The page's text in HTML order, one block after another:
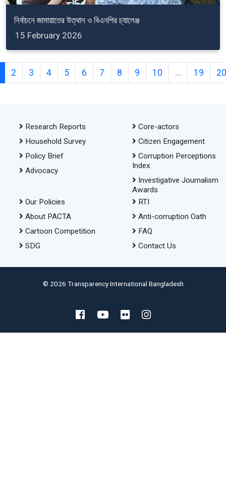
নির্বাচনে জামায়াতের উত্থান ও বিএনপির চ্যালেঞ্জ
15 February 2026
2 3 4 5 6 7 8 9 10 ... 19 20
Research Reports
Household Survey
Policy Brief
Advocacy
Core-actors
Citizen Engagement
Corruption Perceptions
Index
Investigative Journalism
Awards
Our Policies
About PACTA
Cartoon Competition
SDG
RTI
Anti-corruption Oath
FAQ
Contact Us
© 2026 Transparency International Bangladesh